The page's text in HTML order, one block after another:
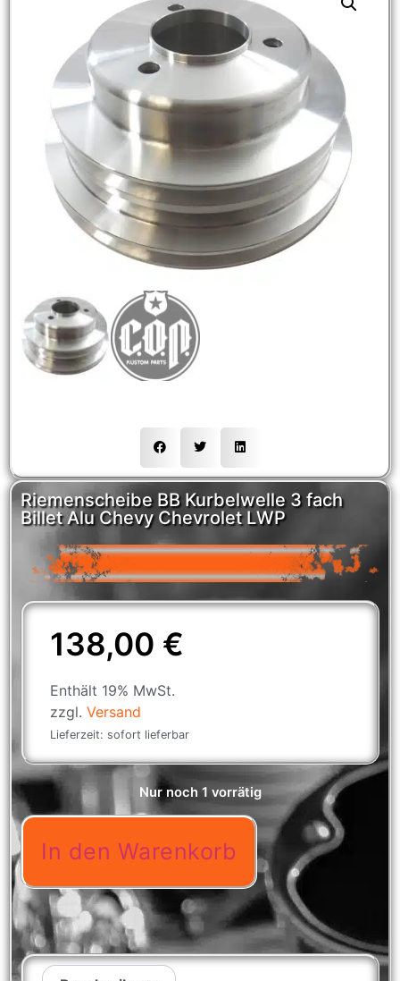
Riemenscheibe BB Kurbelwelle 3 fach
Billet Alu Chevy Chevrolet LWP
138,00 €
Enthält 19% MwSt.
zzgl. Versand
Lieferzeit: sofort lieferbar
Nur noch 1 vorrätig
In den Warenkorb